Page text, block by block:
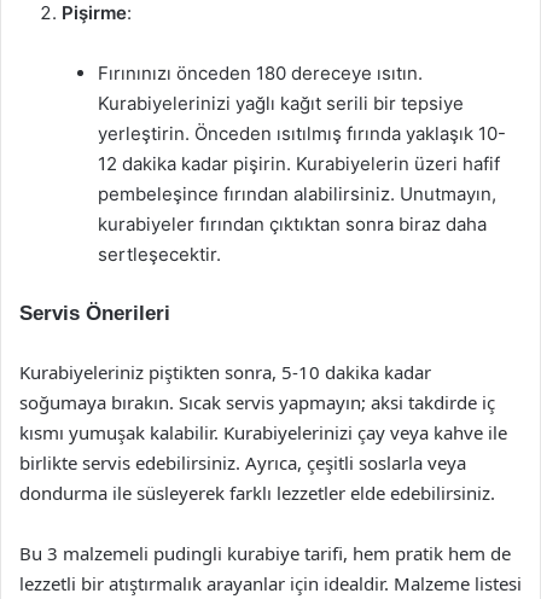
Pişirme:
Fırınınızı önceden 180 dereceye ısıtın.
Kurabiyelerinizi yağlı kağıt serili bir tepsiye
yerleştirin. Önceden ısıtılmış fırında yaklaşık 10-
12 dakika kadar pişirin. Kurabiyelerin üzeri hafif
pembeleşince fırından alabilirsiniz. Unutmayın,
kurabiyeler fırından çıktıktan sonra biraz daha
sertleşecektir.
Servis Önerileri
Kurabiyeleriniz piştikten sonra, 5-10 dakika kadar
soğumaya bırakın. Sıcak servis yapmayın; aksi takdirde iç
kısmı yumuşak kalabilir. Kurabiyelerinizi çay veya kahve ile
birlikte servis edebilirsiniz. Ayrıca, çeşitli soslarla veya
dondurma ile süsleyerek farklı lezzetler elde edebilirsiniz.
Bu 3 malzemeli pudingli kurabiye tarifi, hem pratik hem de
lezzetli bir atıştırmalık arayanlar için idealdir. Malzeme listesi